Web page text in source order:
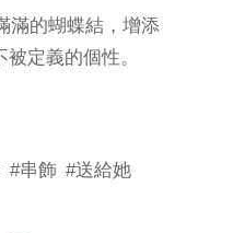
滿的蝴蝶結，增添
定義的個性。
#串飾 #送給她